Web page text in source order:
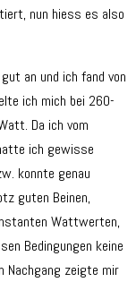
nun hiess es also
an und ich fand von
ich mich bei 260-
Da ich vom
ich gewisse
konnte genau
guten Beinen,
Wattwerten,
Bedingungen keine
Nachgang zeigte mir